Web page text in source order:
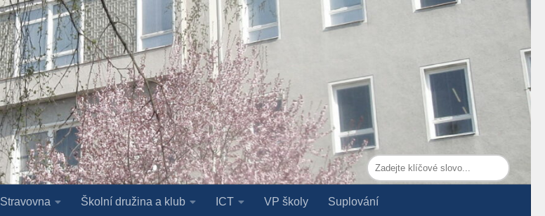
Stravovna Školní družina a klub ICT VP školy Suplování